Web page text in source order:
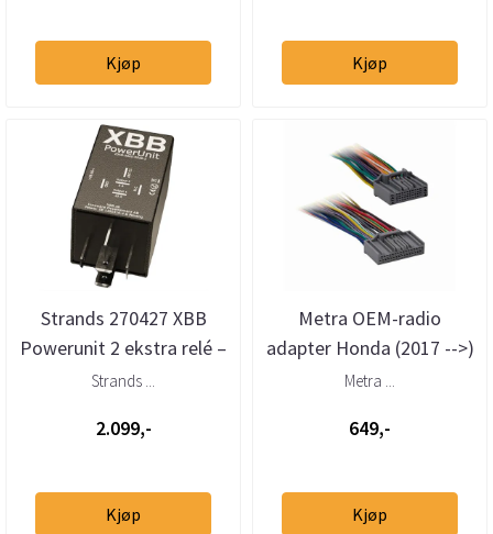
Kjøp Kjøp
Strands 270427 XBB
Powerunit 2 ekstra relé –
2 utganger (12–24V)
Strands ...
2.099,-
Kjøp
Metra OEM-radio
adapter Honda (2017 -->)
m/24 pins.
Metra ...
649,-
Kjøp